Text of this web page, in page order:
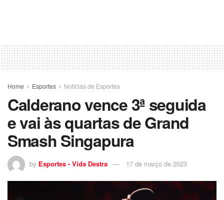
Home Esportes Notícias de Esportes
Calderano vence 3ª seguida
e vai às quartas de Grand
Smash Singapura
by Esportes - Vida Destra 17 de março de 2023